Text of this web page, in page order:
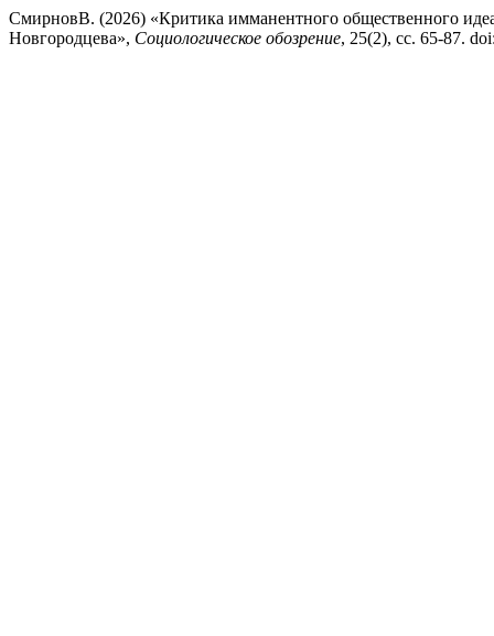
СмирновВ. (2026) «Критика имманентного общественного
Новгородцева», Социологическое обозрение, 25(2), сс. 65-87.